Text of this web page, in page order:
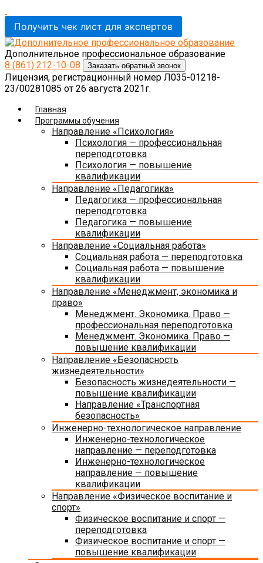
Получить чек лист для экспертов
Дополнительное профессиональное образование
8 (861) 212-10-08 Заказать обратный звонок
Лицензия, регистрационный номер Л035-01218-
23/00281085 от 26 августа 2021г.
Главная
Программы обучения
Направление «Психология»
Психология — профессиональная
переподготовка
Психология — повышение
квалификации
Направление «Педагогика»
Педагогика — профессиональная
переподготовка
Педагогика — повышение
квалификации
Направление «Социальная работа»
Социальная работа — переподготовка
Социальная работа — повышение
квалификации
Направление «Менеджмент, экономика и
право»
Менеджмент. Экономика. Право —
профессиональная переподготовка
Менеджмент. Экономика. Право —
повышение квалификации
Направление «Безопасность
жизнедеятельности»
Безопасность жизнедеятельности —
повышение квалификации
Направление «Транспортная
безопасность»
Инженерно-технологическое направление
Инженерно-технологическое
направление — переподготовка
Инженерно-технологическое
направление — повышение
квалификации
Направление «Физическое воспитание и
спорт»
Физическое воспитание и спорт —
переподготовка
Физическое воспитание и спорт —
повышение квалификации